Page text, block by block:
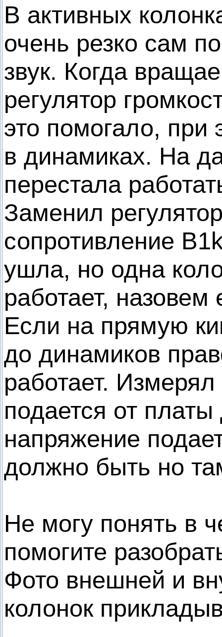
В активных
очень резко сам
звук. Когда
регулятор
это помогало,
в динамиках. На
перестала
Заменил
сопротивление
ушла, но одна
работает,
Если на прямую
до динамиков
работает.
подается от
напряжение
должно быть но
Не могу понять в
помогите
Фото внешней и
колонок